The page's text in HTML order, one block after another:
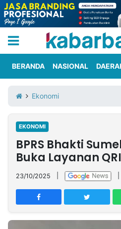
Iklan
Berita
Kami
Nasional
International
Olahraga
Entertainment
Daerah
Pariwisata
Kuliner
Kolom
Network
PT
TREETAN
MULTIMEDIA
BERANDA NASIONAL
Ekonomi
EKONOMI
BPRS Bhakti
Buka Layanan
23/10/2025